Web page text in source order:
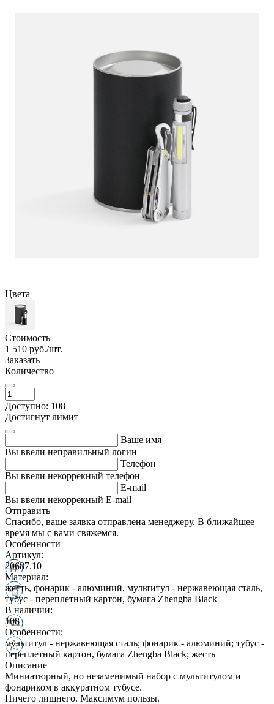
Цвета
Стоимость
1 510 руб./шт.
Заказать
Количество
Доступно: 108
Достигнут лимит
Ваше имя
Вы ввели неправильный логин
Телефон
Вы ввели некоррекный телефон
E-mail
Вы ввели некоррекный E-mail
Отправить
Спасибо, ваше заявка отправлена менеджеру. В ближайшее
время мы с вами свяжемся.
Особенности
Артикул:
20687.10
Материал:
жесть, фонарик - алюминий, мультитул - нержавеющая сталь,
тубус - переплетный картон, бумага Zhengba Black
В наличии:
108
Особенности:
мультитул - нержавеющая сталь; фонарик - алюминий; тубус -
переплетный картон, бумага Zhengba Black; жесть
Описание
Миниатюрный, но незаменимый набор с мультитулом и
фонариком в аккуратном тубусе.
Ничего лишнего. Максимум пользы.